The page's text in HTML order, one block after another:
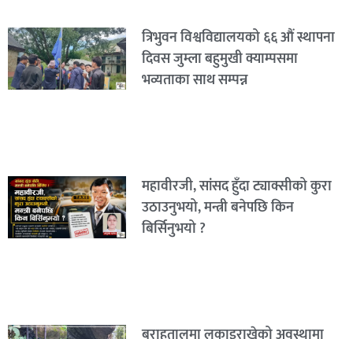
त्रिभुवन विश्वविद्यालयको ६६ औं स्थापना
दिवस जुम्ला बहुमुखी क्याम्पसमा
भव्यताका साथ सम्पन्न
महावीरजी, सांसद हुँदा ट्याक्सीको कुरा
उठाउनुभयो, मन्त्री बनेपछि किन
बिर्सिनुभयो ?